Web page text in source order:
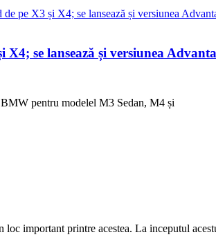
se lansează și versiunea
pentru modelel M3 Sedan, M4 și
important printre acestea. La inceputul